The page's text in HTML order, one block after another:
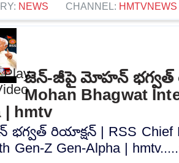
NEWS CHANNEL: HMTVNEWS
జెన్-జీపై మోహన్ భగ్వత్
Mohan Bhagwat
| hmtv
రియాక్షన్ | RSS Chief
Gen-Z Gen-Alpha |